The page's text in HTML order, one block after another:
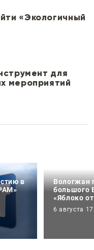
«Экологичный
для
мероприятий
в
Вологжан
большого
«Яблоко
6 августа